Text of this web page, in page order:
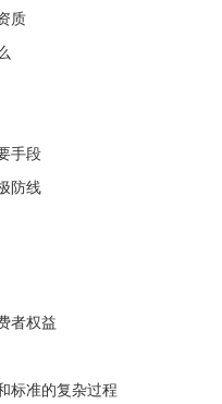
质
手段
防线
者权益
标准的复杂过程